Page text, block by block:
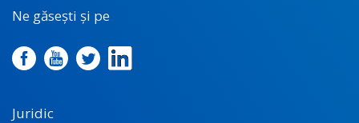
Ne găsești și pe
Juridic